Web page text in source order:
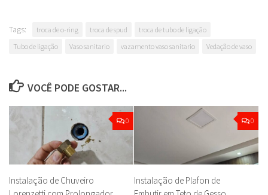
Tags: troca de o-ring troca de spud
troca de tubo de ligação
Tubo de ligação
Vaso sanitario vazamento vaso sanitario Vedação de vaso
VOCÊ PODE GOSTAR...
0
Instalação de Chuveiro
0
Instalação de Plafon de